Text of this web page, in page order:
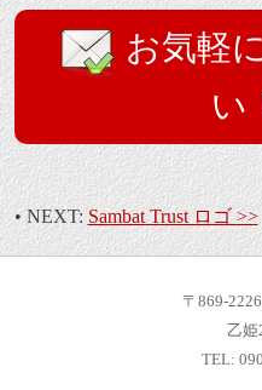
お気軽
い
• NEXT: Sambat Trust ロゴ >>
〒869-
乙姫
TEL: